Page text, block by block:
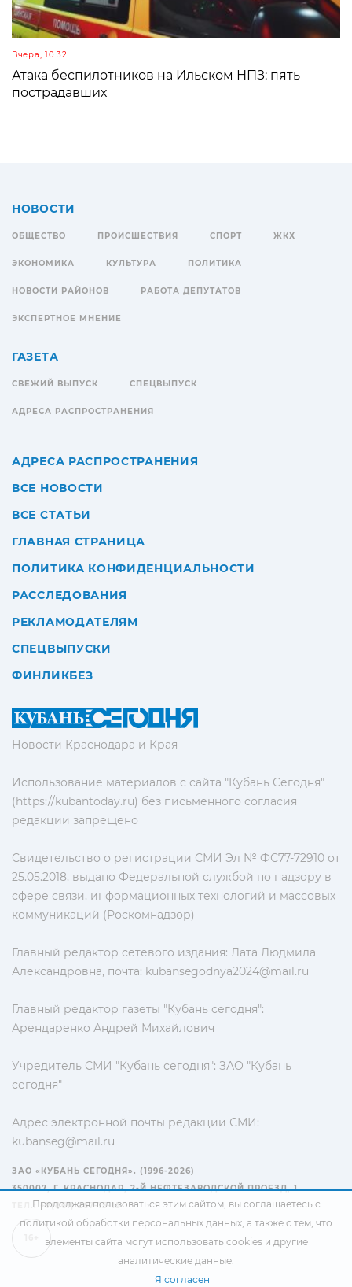
Вчера, 10:32
Атака беспилотников на Ильском НПЗ: пять
пострадавших
Новости Краснодара и Края
Использование материалов с сайта "Кубань Сегодня"
(https://kubantoday.ru) без письменного согласия
редакции запрещено
Свидетельство о регистрации СМИ Эл № ФС77-72910 от
25.05.2018, выдано Федеральной службой по надзору в
сфере связи, информационных технологий и массовых
коммуникаций (Роскомнадзор)
Главный редактор сетевого издания: Лата Людмила
Александровна, почта: kubansegodnya2024@mail.ru
Главный редактор газеты "Кубань сегодня":
Арендаренко Андрей Михайлович
Учредитель СМИ "Кубань сегодня": ЗАО "Кубань
сегодня"
Адрес электронной почты редакции СМИ:
kubanseg@mail.ru
НОВОСТИ
ОБЩЕСТВО ПРОИСШЕСТВИЯ СПОРТ ЖКХ
ЭКОНОМИКА КУЛЬТУРА ПОЛИТИКА
НОВОСТИ РАЙОНОВ РАБОТА ДЕПУТАТОВ
ЭКСПЕРТНОЕ МНЕНИЕ
ГАЗЕТА
СВЕЖИЙ ВЫПУСК СПЕЦВЫПУСК
АДРЕСА РАСПРОСТРАНЕНИЯ
АДРЕСА РАСПРОСТРАНЕНИЯ
ВСЕ НОВОСТИ
ВСЕ СТАТЬИ
ГЛАВНАЯ СТРАНИЦА
ПОЛИТИКА КОНФИДЕНЦИАЛЬНОСТИ
РАССЛЕДОВАНИЯ
РЕКЛАМОДАТЕЛЯМ
СПЕЦВЫПУСКИ
ФИНЛИКБЕЗ
ЗАО «КУБАНЬ СЕГОДНЯ». (1996-2026)
350007, Г. КРАСНОДАР, 2-Й НЕФТЕЗАВОДСКОЙ ПРОЕЗД, 1
ТЕЛ.: +7(861) 267-15-15
Продолжая пользоваться этим сайтом, вы соглашаетесь с
политикой обработки персональных данных, а также с тем, что
элементы сайта могут использовать cookies и другие
аналитические данные.
Я согласен